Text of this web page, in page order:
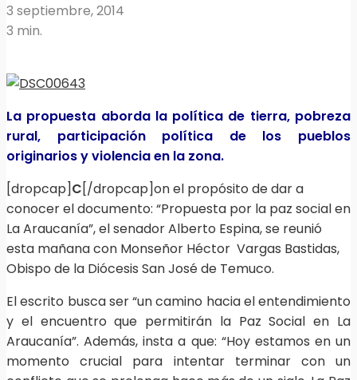
3 septiembre, 2014
3 min.
La propuesta aborda la política de tierra, pobreza
rural, participación política de los pueblos
originarios y violencia en la zona.
[dropcap]C[/dropcap]on el propósito de dar a
conocer el documento: “Propuesta por la paz social en
La Araucanía”, el senador Alberto Espina, se reunió
esta mañana con Monseñor Héctor Vargas Bastidas,
Obispo de la Diócesis San José de Temuco.
El escrito busca ser “un camino hacia el entendimiento
y el encuentro que permitirán la Paz Social en La
Araucanía”. Además, insta a que: “Hoy estamos en un
momento crucial para intentar terminar con un